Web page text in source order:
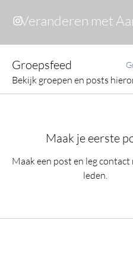
Veranderen met
Groepsfeed
Bekijk groepen en posts
Maak je eerste
Maak een post en leg
leden.